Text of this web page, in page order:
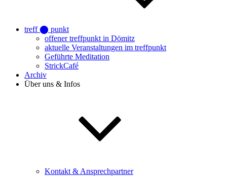
treff ⬤ punkt
offener treffpunkt in Dömitz
aktuelle Veranstaltungen im treffpunkt
Geführte Meditation
StrickCafé
Archiv
Über uns & Infos
Kontakt & Ansprechpartner